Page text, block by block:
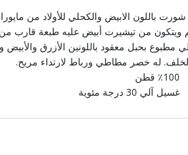
باللون الابيض والكحلي للأولاد من
ويتكون من تيشيرت أبيض عليه طبعة قارب
مطبوع بحبل معقود باللونين الأزرق
له خصر مطاطي ورباط لارتداء مريح.
٪100 قطن
غسيل آلي 30 درجة مئوية